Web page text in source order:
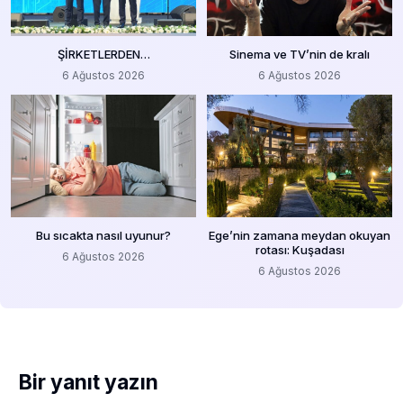
ŞİRKETLERDEN…
6 Ağustos 2026
Sinema ve TV’nin de kralı
6 Ağustos 2026
Bu sıcakta nasıl uyunur?
6 Ağustos 2026
Ege’nin zamana meydan okuyan
rotası: Kuşadası
6 Ağustos 2026
Bir yanıt yazın